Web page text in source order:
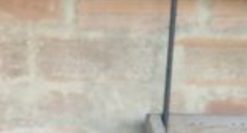
0,00€
Le comptoir des mamets